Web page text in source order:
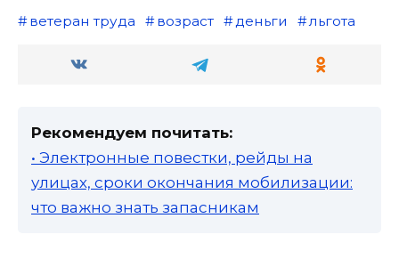
ветеран труда возраст деньги льгота
Рекомендуем почитать:
• Электронные повестки, рейды на
улицах, сроки окончания мобилизации:
что важно знать запасникам